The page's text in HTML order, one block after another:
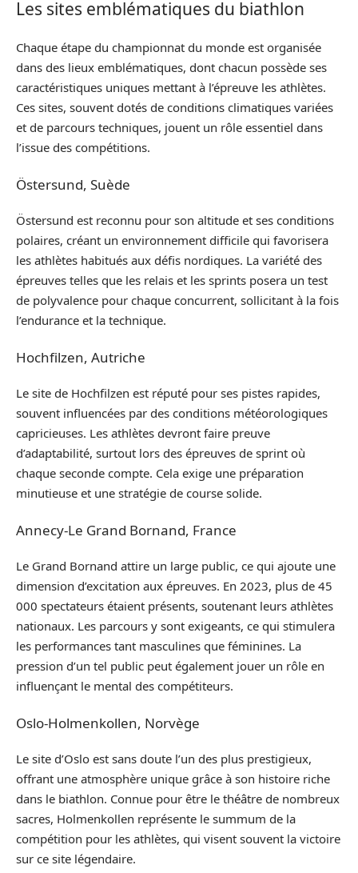
Les sites emblématiques du biathlon
Chaque étape du championnat du monde est organisée
dans des lieux emblématiques, dont chacun possède ses
caractéristiques uniques mettant à l’épreuve les athlètes.
Ces sites, souvent dotés de conditions climatiques variées
et de parcours techniques, jouent un rôle essentiel dans
l’issue des compétitions.
Östersund, Suède
Östersund est reconnu pour son altitude et ses conditions
polaires, créant un environnement difficile qui favorisera
les athlètes habitués aux défis nordiques. La variété des
épreuves telles que les relais et les sprints posera un test
de polyvalence pour chaque concurrent, sollicitant à la fois
l’endurance et la technique.
Hochfilzen, Autriche
Le site de Hochfilzen est réputé pour ses pistes rapides,
souvent influencées par des conditions météorologiques
capricieuses. Les athlètes devront faire preuve
d’adaptabilité, surtout lors des épreuves de sprint où
chaque seconde compte. Cela exige une préparation
minutieuse et une stratégie de course solide.
Annecy-Le Grand Bornand, France
Le Grand Bornand attire un large public, ce qui ajoute une
dimension d’excitation aux épreuves. En 2023, plus de 45
000 spectateurs étaient présents, soutenant leurs athlètes
nationaux. Les parcours y sont exigeants, ce qui stimulera
les performances tant masculines que féminines. La
pression d’un tel public peut également jouer un rôle en
influençant le mental des compétiteurs.
Oslo-Holmenkollen, Norvège
Le site d’Oslo est sans doute l’un des plus prestigieux,
offrant une atmosphère unique grâce à son histoire riche
dans le biathlon. Connue pour être le théâtre de nombreux
sacres, Holmenkollen représente le summum de la
compétition pour les athlètes, qui visent souvent la victoire
sur ce site légendaire.